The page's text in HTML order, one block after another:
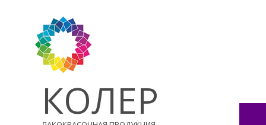
КОЛЕР